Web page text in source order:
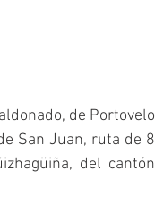
de Portovelo
San Juan, ruta de 8
del cantón